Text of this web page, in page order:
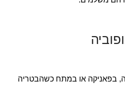
בפאניקה או במתח כשהבטריה